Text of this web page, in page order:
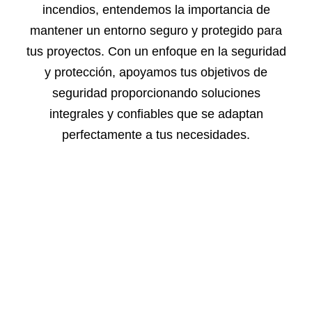
incendios, entendemos la importancia de
mantener un entorno seguro y protegido para
tus proyectos. Con un enfoque en laseguridad
y protección, apoyamos tus objetivos de
seguridad proporcionando soluciones
integrales y confiables que se adaptan
perfectamente a tus necesidades.